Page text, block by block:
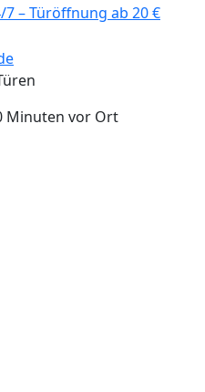
Minuten vor Ort